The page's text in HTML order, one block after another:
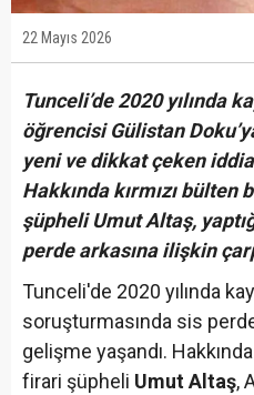
22 Mayıs 2026
Tunceli’de 2020 yılında
öğrencisi Gülistan
yeni ve dikkat çeken
Hakkında kırmızı
şüpheli Umut Altaş,
perde arkasına ilişkin
Tunceli'de 2020 yılında
soruşturmasında sis
gelişme yaşandı.
firari şüpheli Umut Altaş,